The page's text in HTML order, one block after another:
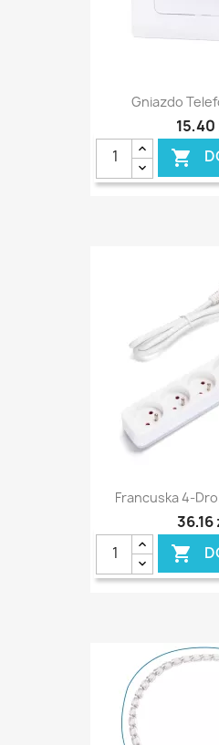
Gniazdo
15,40

Francuska 4-
36,16
